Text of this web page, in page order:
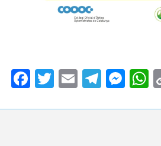
Facebook
Twitter
Email